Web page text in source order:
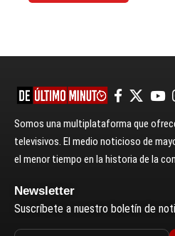
Somos una multiplataforma que
televisivos. El medio noticioso de
el menor tiempo en la historia de la
Newsletter
Suscríbete a nuestro boletín de